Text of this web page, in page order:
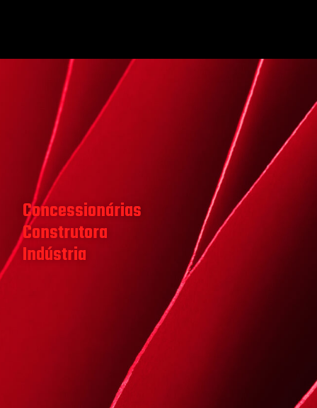
Concessionárias
Construtora
Indústria